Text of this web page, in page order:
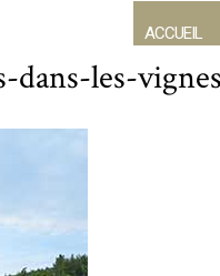
ACCUEIL
dans-les-